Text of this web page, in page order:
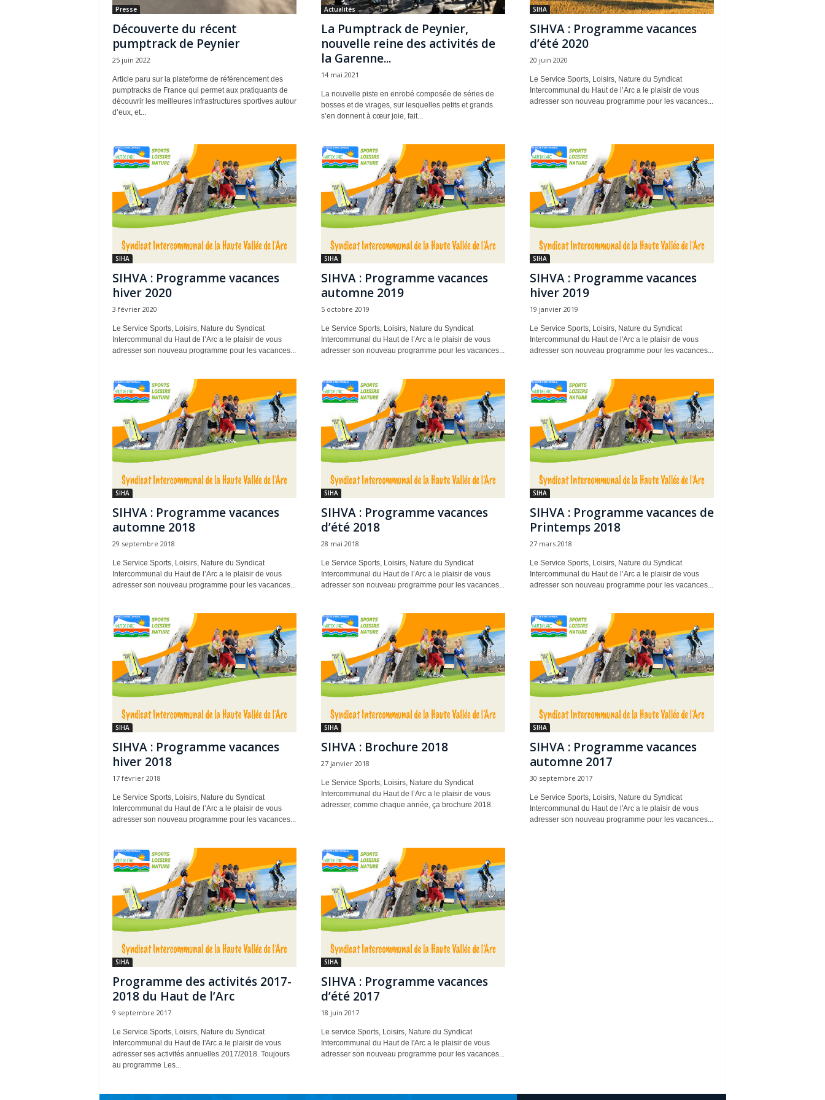
Presse
Découverte du récent
pumptrack de Peynier
25 juin 2022
Article paru sur la plateforme de référencement des
pumptracks de France qui permet aux pratiquants de
découvrir les meilleures infrastructures sportives autour
d’eux, et...
Actualités
La Pumptrack de Peynier,
nouvelle reine des activités de
la Garenne...
14 mai 2021
La nouvelle piste en enrobé composée de séries de
bosses et de virages, sur lesquelles petits et grands
s’en donnent à cœur joie, fait...
SIHA
SIHVA : Programme vacances
d’été 2020
20 juin 2020
Le Service Sports, Loisirs, Nature du Syndicat
Intercommunal du Haut de l’Arc a le plaisir de vous
adresser son nouveau programme pour les vacances...
SIHA
SIHVA : Programme vacances
hiver 2020
3 février 2020
Le Service Sports, Loisirs, Nature du Syndicat
Intercommunal du Haut de l’Arc a le plaisir de vous
adresser son nouveau programme pour les vacances...
SIHA
SIHVA : Programme vacances
automne 2019
5 octobre 2019
Le Service Sports, Loisirs, Nature du Syndicat
Intercommunal du Haut de l’Arc a le plaisir de vous
adresser son nouveau programme pour les vacances...
SIHA
SIHVA : Programme vacances
hiver 2019
19 janvier 2019
Le Service Sports, Loisirs, Nature du Syndicat
Intercommunal du Haut de l'Arc a le plaisir de vous
adresser son nouveau programme pour les vacances...
SIHA
SIHVA : Programme vacances
automne 2018
29 septembre 2018
Le Service Sports, Loisirs, Nature du Syndicat
Intercommunal du Haut de l’Arc a le plaisir de vous
adresser son nouveau programme pour les vacances...
SIHA
SIHVA : Programme vacances
d’été 2018
28 mai 2018
Le Service Sports, Loisirs, Nature du Syndicat
Intercommunal du Haut de l’Arc a le plaisir de vous
adresser son nouveau programme pour les vacances...
SIHA
SIHVA : Programme vacances de
Printemps 2018
27 mars 2018
Le Service Sports, Loisirs, Nature du Syndicat
Intercommunal du Haut de l’Arc a le plaisir de vous
adresser son nouveau programme pour les vacances...
SIHA
SIHVA : Programme vacances
hiver 2018
17 février 2018
Le Service Sports, Loisirs, Nature du Syndicat
Intercommunal du Haut de l’Arc a le plaisir de vous
adresser son nouveau programme pour les vacances...
SIHA
SIHVA : Brochure 2018
27 janvier 2018
Le Service Sports, Loisirs, Nature du Syndicat
Intercommunal du Haut de l’Arc a le plaisir de vous
adresser, comme chaque année, ça brochure 2018.
SIHA
SIHVA : Programme vacances
automne 2017
30 septembre 2017
Le Service Sports, Loisirs, Nature du Syndicat
Intercommunal du Haut de l'Arc a le plaisir de vous
adresser son nouveau programme pour les vacances...
SIHA
Programme des activités 2017-
2018 du Haut de l’Arc
9 septembre 2017
Le Service Sports, Loisirs, Nature du Syndicat
Intercommunal du Haut de l'Arc a le plaisir de vous
adresser ses activités annuelles 2017/2018. Toujours
au programme Les...
SIHA
SIHVA : Programme vacances
d’été 2017
18 juin 2017
Le service Sports, Loisirs, Nature du Syndicat
Intercommunal du Haut de l'Arc a le plaisir de vous
adresser son nouveau programme pour les vacances...